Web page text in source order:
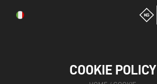
COOKIE POLICY